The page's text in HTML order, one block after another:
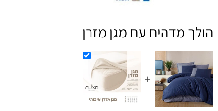
הולך מדהים עם מגן מזרן
+